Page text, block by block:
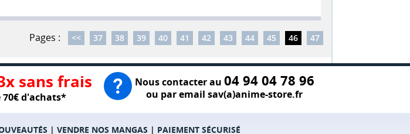
Pages : << 37 38 39 40 41 42 43 44 45 46 47
sans frais
d'achats*
Nous contacter au 04 94 04 78 96
ou par email sav(a)anime-store.fr
| VENDRE NOS MANGAS | PAIEMENT SÉCURISÉ